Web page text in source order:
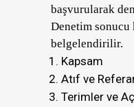
başvurularak
Denetim
belgelendirilir.
Kapsam
Atıf ve
Terimler ve